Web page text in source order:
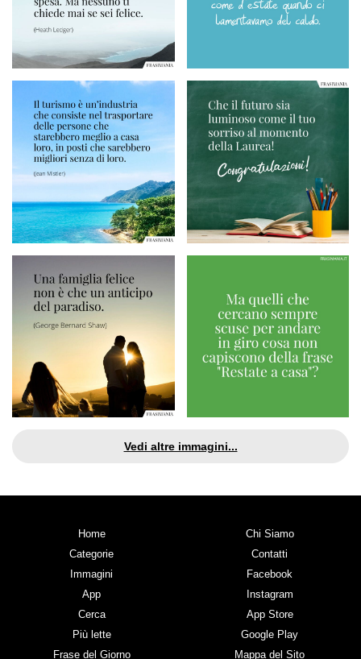
Vedi altre immagini...
Home
Categorie
Immagini
App
Cerca
Più lette
Frase del Giorno
Chi Siamo
Contatti
Facebook
Instagram
App Store
Google Play
Mappa del Sito